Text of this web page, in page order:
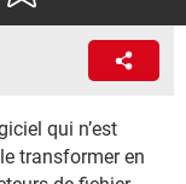
qui n’est
transformer en